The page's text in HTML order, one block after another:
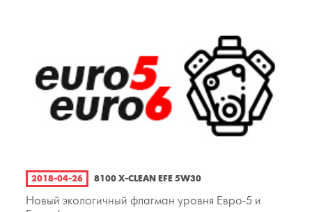
2018-04-26 8100 X-CLEAN EFE 5W30
Новый экологичный флагман уровня Евро-5 и